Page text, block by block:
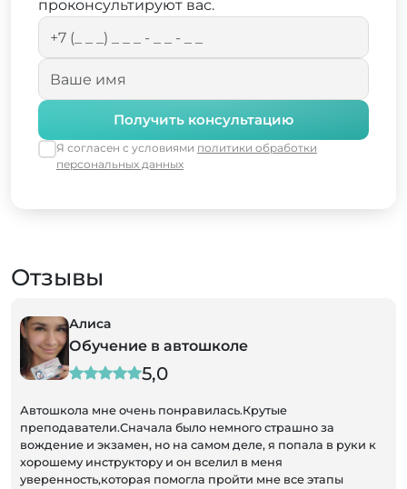
проконсультируют вас.
Получить консультацию
Я согласен с условиями политики обработки
персональных данных
Отзывы
Алиса
Обучение в автошколе
5,0
Автошкола мне очень понравилась.Крутые
преподаватели.Сначала было немного страшно за
вождение и экзамен, но на самом деле, я попала в руки к
хорошему инструктору и он вселил в меня
уверенность,которая помогла пройти мне все этапы